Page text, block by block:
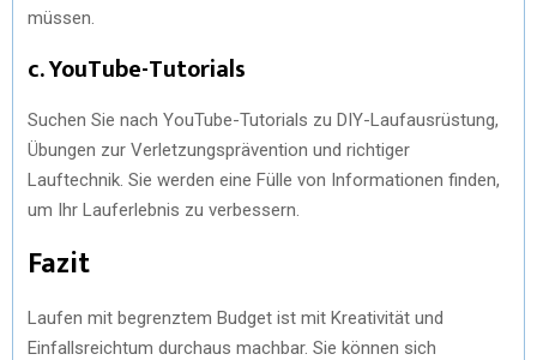
müssen.
c. YouTube-Tutorials
Suchen Sie nach YouTube-Tutorials zu DIY-Laufausrüstung,
Übungen zur Verletzungsprävention und richtiger
Lauftechnik. Sie werden eine Fülle von Informationen finden,
um Ihr Lauferlebnis zu verbessern.
Fazit
Laufen mit begrenztem Budget ist mit Kreativität und
Einfallsreichtum durchaus machbar. Sie können sich